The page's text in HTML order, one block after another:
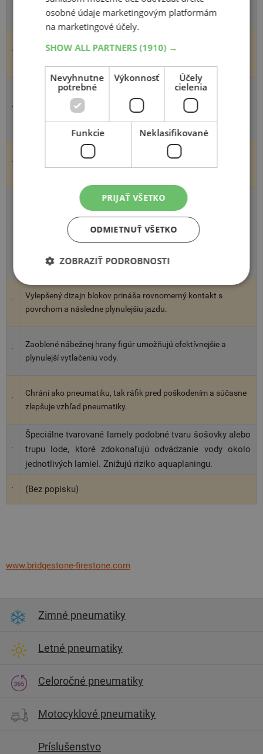
znižuje riziko aquaplaningu.
Bezšvová technológia zaisťuje odolnosť pneumatiky a
Silikou posilnená zmes behúňa zvyšuje priľnavosť a záber na
mokrom povrchu a za nízkych teplôt a zároveň znižuje valivý
odpor.
Ostré zošikmenie drážok zdokonaľuje ovládateľnosť a
odolnosť proti aquaplaningu.
Optimálna trojrozmerná (3D) geometrie tejto novej CSC
(Consistent Surface Contact) technológie zabezpecuje
rovnomerné rozloženie tlaku v styčnej ploche a zdokonaľuje
opotrebenie.
Vylepšený dizajn blokov prináša rovnomerný kontakt s
povrchom a následne plynulejšiu jazdu.
Zaoblené nábežnej hrany figúr umožňujú efektívnejšie a
plynulejší vytlačeniu vody.
Chráni ako pneumatiku, tak ráfik pred poškodením a súčasne
zlepšuje vzhľad pneumatiky.
Špeciálne tvarované lamely podobné tvaru šošovky alebo
trupu lode, ktoré zdokonaľujú odvádzanie vody okolo
jednotlivých lamiel. Znižujú riziko aquaplaningu.
(Bez popisku)
www.bridgestone-firestone.com
Zimné pneumatiky
Letné pneumatiky
Celoročné pneumatiky
Motocyklové pneumatiky
Príslušenstvo
osobné údaje marketingovým platformám
na marketingové účely.
SHOW ALL PARTNERS(1910) →
Nevyhnutne
potrebné
Výkonnosť
Účely
cielenia
Funkcie Neklasifikované
PRIJAŤ VŠETKO
ODMIETNUŤ VŠETKO
ZOBRAZIŤ PODROBNOSTI